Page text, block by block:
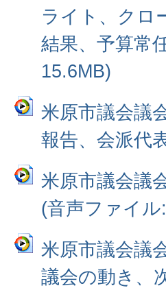
ライト、クロ
結果、予算常
15.6MB)
米原市議会議
報告、会派代
米原市議会議
(音声ファイル
米原市議会議
議会の動き、